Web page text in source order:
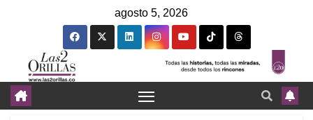
agosto 5, 2026